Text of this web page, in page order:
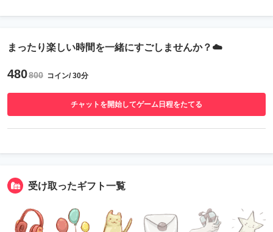
まったり楽しい時間を一緒にすごしませんか？☁️
480800 コイン/ 30分
チャットを開始してゲーム日程をたてる
受け取ったギフト一覧